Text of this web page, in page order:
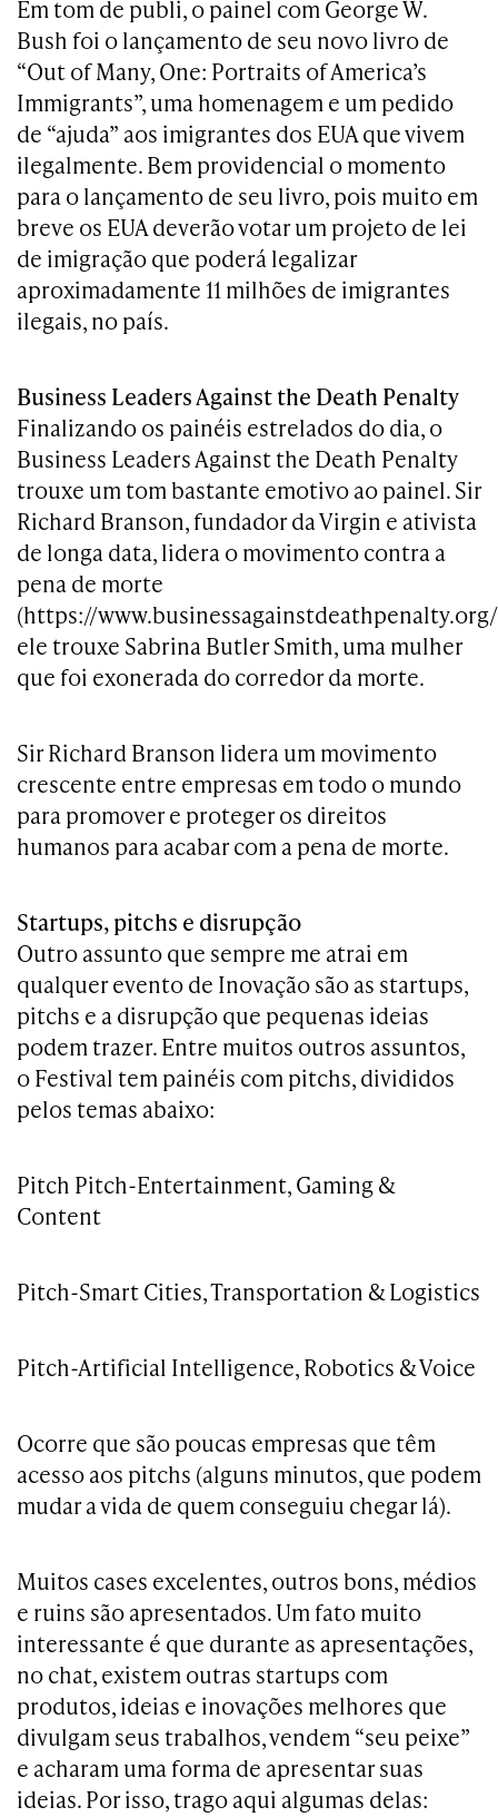
Em tom de publi, o painel com George W.
Bush foi o lançamento de seu novo livro de
“Out of Many, One: Portraits of America’s
Immigrants”, uma homenagem e um pedido
de “ajuda” aos imigrantes dos EUA que vivem
ilegalmente. Bem providencial o momento
para o lançamento de seu livro, pois muito em
breve os EUA deverão votar um projeto de lei
de imigração que poderá legalizar
aproximadamente 11 milhões de imigrantes
ilegais, no país.
Business Leaders Against the Death Penalty
Finalizando os painéis estrelados do dia, o
Business Leaders Against the Death Penalty
trouxe um tom bastante emotivo ao painel. Sir
Richard Branson, fundador da Virgin e ativista
de longa data, lidera o movimento contra a
pena de morte
(https://
ele trouxe Sabrina Butler Smith, uma mulher
que foi exonerada do corredor da morte.
Sir Richard Branson lidera um movimento
crescente entre empresas em todo o mundo
para promover e proteger os direitos
humanos para acabar com a pena de morte.
Startups, pitchs e disrupção
Outro assunto que sempre me atrai em
qualquer evento de Inovação são as startups,
pitchs e a disrupção que pequenas ideias
podem trazer. Entre muitos outros assuntos,
o Festival tem painéis com pitchs, divididos
pelos temas abaixo:
Pitch Pitch-Entertainment, Gaming &
Content
Pitch-Smart Cities, Transportation & Logistics
Pitch-Artificial Intelligence, Robotics & Voice
Ocorre que são poucas empresas que têm
acesso aos pitchs (alguns minutos, que podem
mudar a vida de quem conseguiu chegar lá).
Muitos cases excelentes, outros bons, médios
e ruins são apresentados. Um fato muito
interessante é que durante as apresentações,
no chat, existem outras startups com
produtos, ideias e inovações melhores que
divulgam seus trabalhos, vendem “seu peixe”
e acharam uma forma de apresentar suas
ideias. Por isso, trago aqui algumas delas: